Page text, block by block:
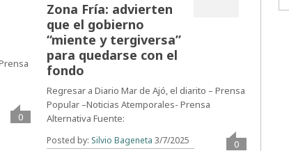
0
Zona Fría: advierten
que el gobierno
“miente y tergiversa”
para quedarse con el
fondo
Regresar a Diario Mar de Ajó, el diarito – Prensa
Popular –Noticias Atemporales- Prensa
Alternativa Fuente:
Posted by: Silvio Bageneta 3/7/2025 0